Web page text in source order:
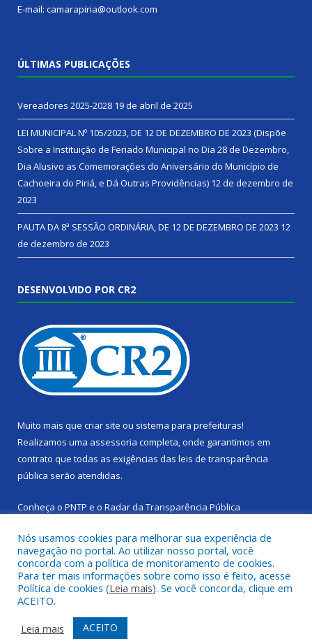
E-mail: camarapiria@outlook.com
ÚLTIMAS PUBLICAÇÕES
Vereadores 2025-2028 19 de abril de 2025
LEI MUNICIPAL Nº 105/2023, DE 12 DE DEZEMBRO DE 2023 (Dispõe
Sobre a Instituição de Feriado Municipal no Dia 28 de Dezembro,
Dia Alusivo as Comemorações do Aniversário do Município de
Cachoeira do Piriá, e Dá Outras Providências) 12 de dezembro de
2023
PAUTA DA 8ª SESSÃO ORDINÁRIA, DE 12 DE DEZEMBRO DE 2023 12
de dezembro de 2023
DESENVOLVIDO POR CR2
Muito mais que criar site ou sistema para prefeituras!
Realizamos uma assessoria completa, onde garantimos em
contrato que todas as exigências das leis de transparência
pública serão atendidas.
Conheça o PNTP e o Radar da Transparência Pública
Todos os direitos reservados a Câmara Municipal de Cachoeira
do Piriá.
Mapa do Site
Acessar Área Administrativa
Nós usamos cookies para melhorar sua experiência de
navegação no portal. Ao utilizar nosso portal, você
concorda com a política de monitoramento de cookies.
Para ter mais informações sobre como isso é feito, acesse
Política de cookies (Leia mais). Se você concorda, clique em
ACEITO.
Leia mais
ACEITO